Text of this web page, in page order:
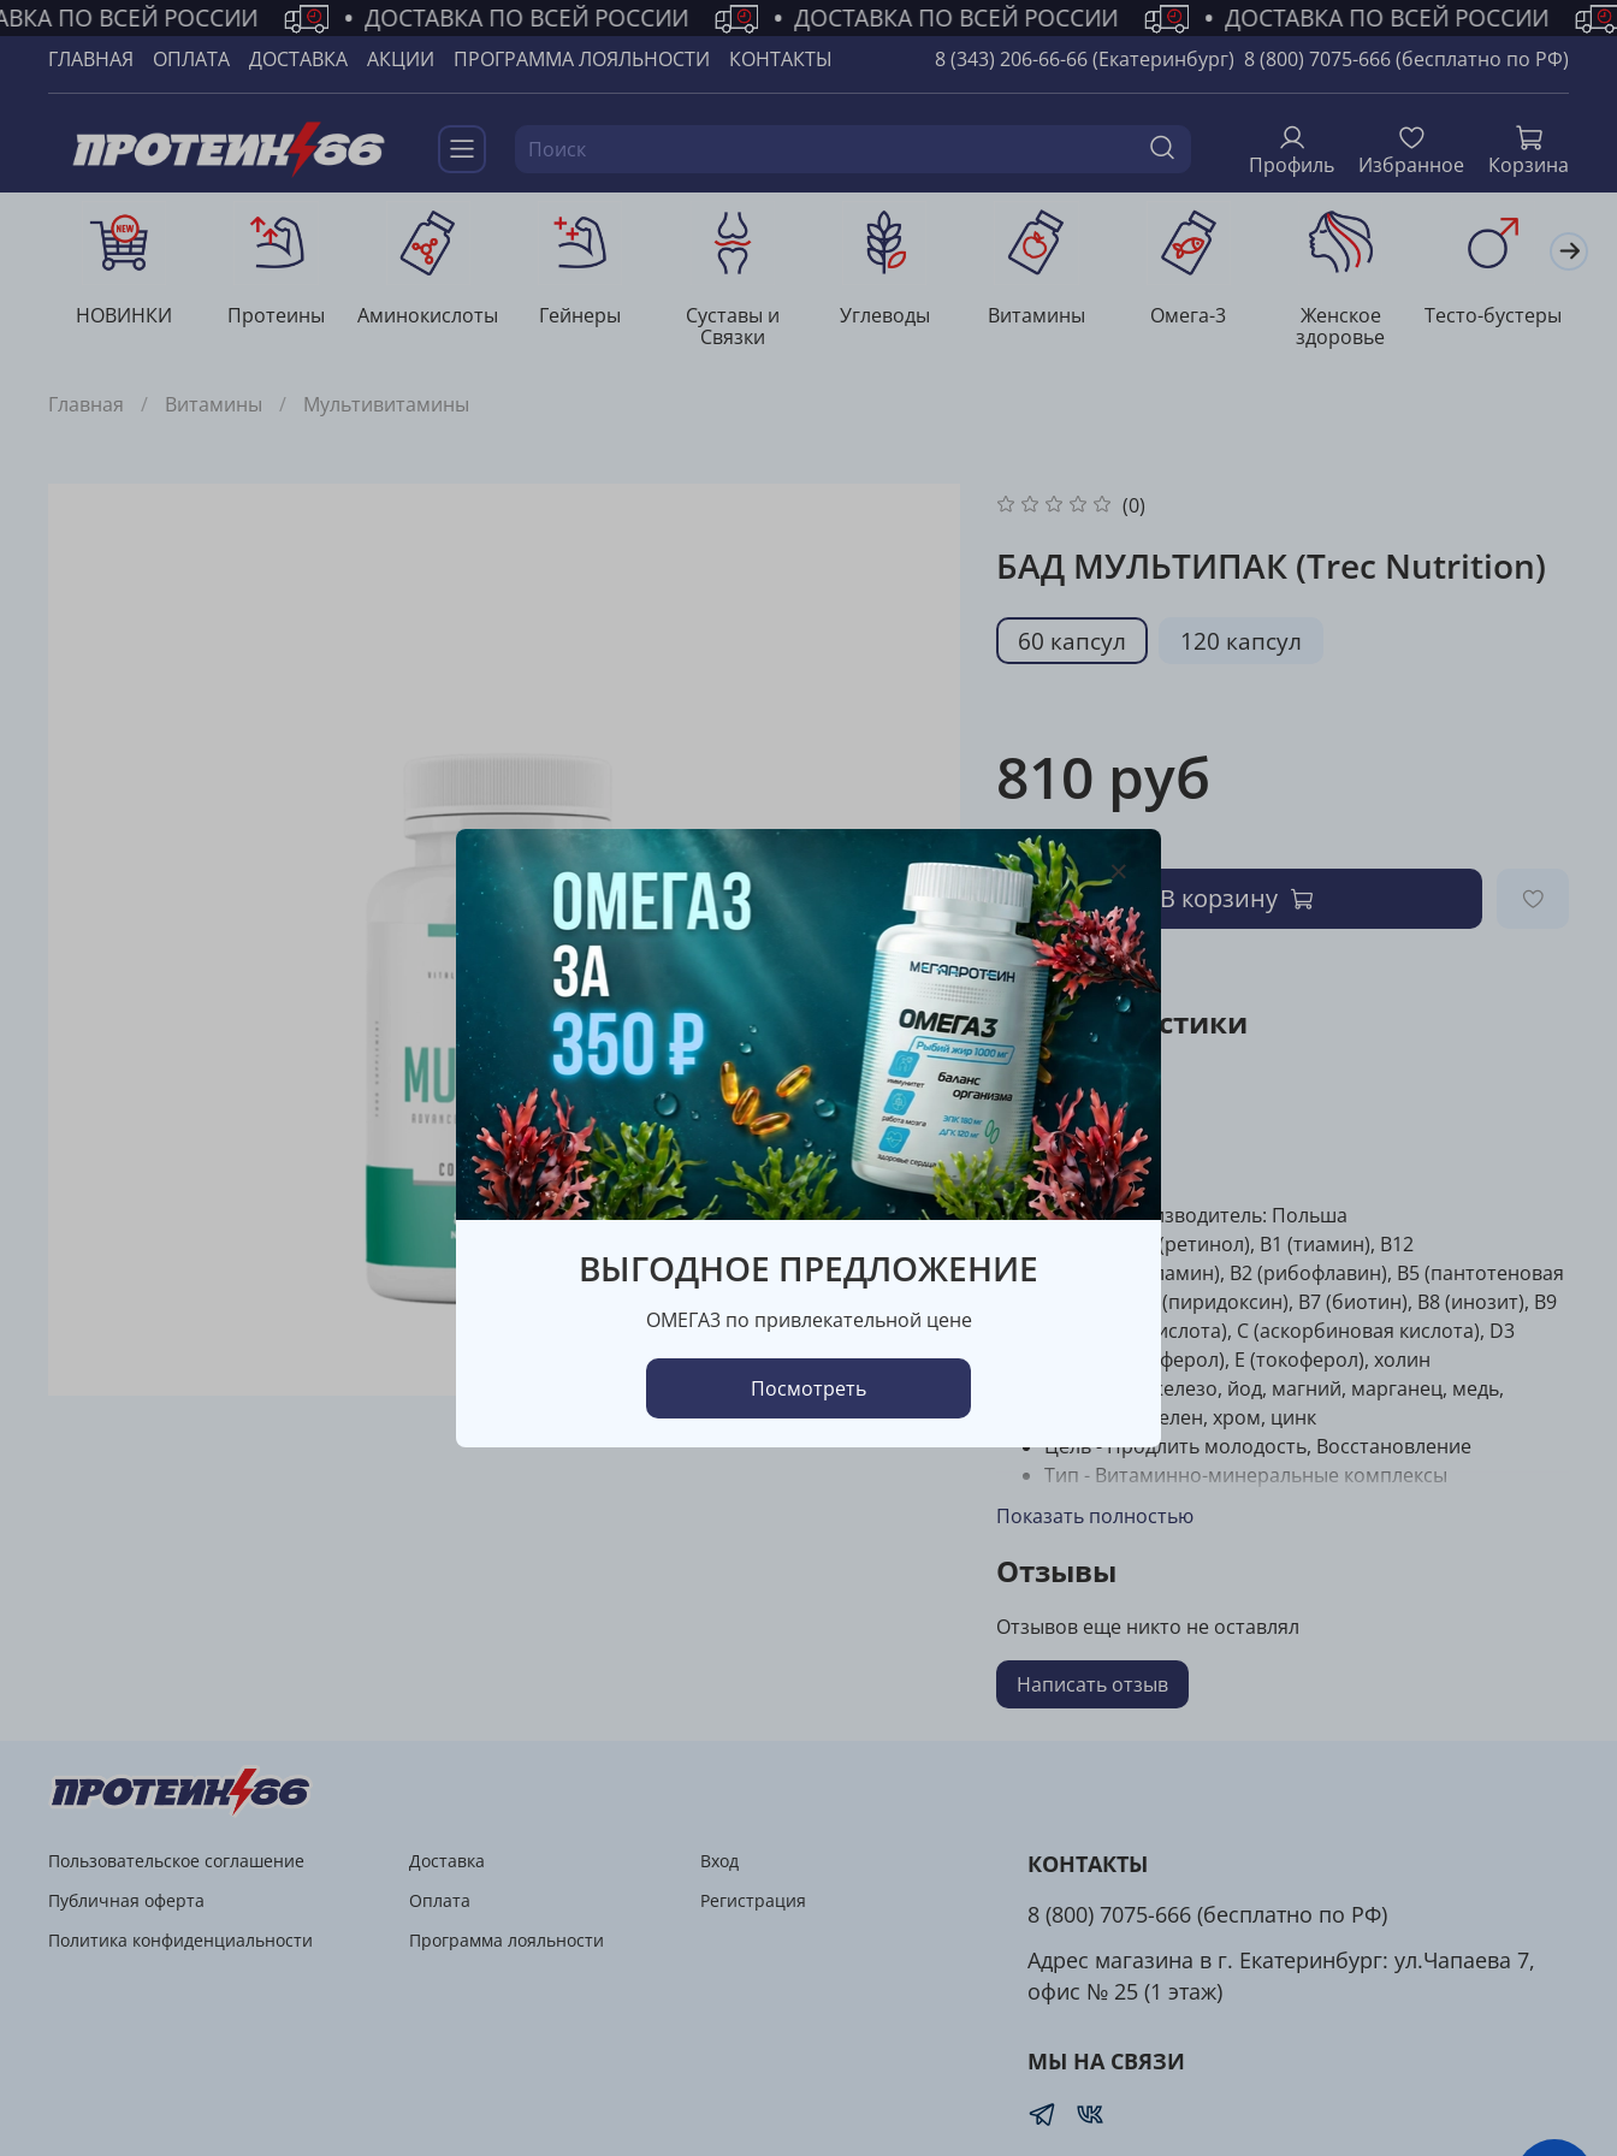
ПО ВСЕЙ РОССИИ • ДОСТАВКА ПО ВСЕЙ РОССИИ • ДОСТАВКА ПО ВСЕЙ РОССИИ • ДОСТАВКА ПО ВСЕЙ РОССИИ
ГЛАВНАЯ ОПЛАТА ДОСТАВКА АКЦИИ ПРОГРАММА ЛОЯЛЬНОСТИ КОНТАКТЫ 8 (343) 206-66-66 (Екатеринбург) 8 (800) 7075-666 (бесплатно по РФ)
Профиль Избранное Корзина
НОВИНКИ Протеины Аминокислоты Гейнеры
Суставы и
Связки
Углеводы Витамины Омега-3
Женское
здоровье
Тесто-бустеры
Главная Витамины Мультивитамины
(0)
БАД МУЛЬТИПАК (Trec Nutrition)
60 капсул 120 капсул
810 руб
В корзину
Характеристики
Бренд
Trec Nutrition
Описание
Страна производитель: Польша
A (ретинол), B1 (тиамин), B12
(цианокобаламин), B2 (рибофлавин), B5 (пантотеновая
кислота), B6 (пиридоксин), B7 (биотин), B8 (инозит), B9
(фолиевая кислота), C (аскорбиновая кислота), D3
(холекальциферол), E (токоферол), холин
железо, йод, магний, марганец, медь,
молибден, селен, хром, цинк
Цель -Продлить молодость, Восстановление
Тип - Витаминно-минеральные комплексы
Количество в упаковке: 60/120 капсул
Форма выпуска -
красителей
Подходит дляженщин, мужчин
Ингредиенты:
Железо
Цинк
Марганец
Медь
1 мг
Йод
Молибден
Витамин С
Показать полностью
Отзывы
Отзывов еще никто не оставлял
Написать отзыв
Пользовательское соглашение
Публичная оферта
Политика конфиденциальности
Доставка
Оплата
Программа лояльности
Вход
Регистрация
КОНТАКТЫ
8 (800) 7075-666 (бесплатно по РФ)
Адрес магазина в г. Екатеринбург: ул.Чапаева 7,
офис № 25 (1 этаж)
МЫ НА СВЯЗИ
ВЫГОДНОЕ ПРЕДЛОЖЕНИЕ
ОМЕГА3 по привлекательной цене
Посмотреть